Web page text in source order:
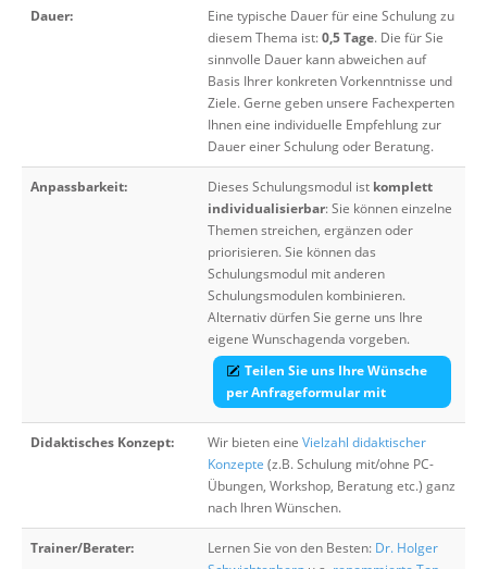
Dauer:
Eine typische Dauer für eine Schulung zu
diesem Thema ist:0,5 Tage. Die für Sie
sinnvolle Dauer kann abweichen auf
Basis Ihrer konkreten Vorkenntnisse und
Ziele. Gerne geben unsere Fachexperten
Ihnen eine individuelle Empfehlung zur
Dauer einer Schulung oder Beratung.
Anpassbarkeit: Dieses Schulungsmodul ist komplett
individualisierbar: Sie können einzelne
Themen streichen, ergänzen oder
priorisieren. Sie können das
Schulungsmodul mit anderen
Schulungsmodulen kombinieren.
Alternativ dürfen Sie gerne uns Ihre
eigene Wunschagenda vorgeben.
Teilen Sie uns Ihre Wünsche
per Anfrageformular mit
Didaktisches Konzept: Wir bieten eine Vielzahl didaktischer
Konzepte (z.B. Schulung mit/ohne PC-
Übungen, Workshop, Beratung etc.) ganz
nach Ihren Wünschen.
Trainer/Berater: Lernen Sie von den Besten: Dr. Holger